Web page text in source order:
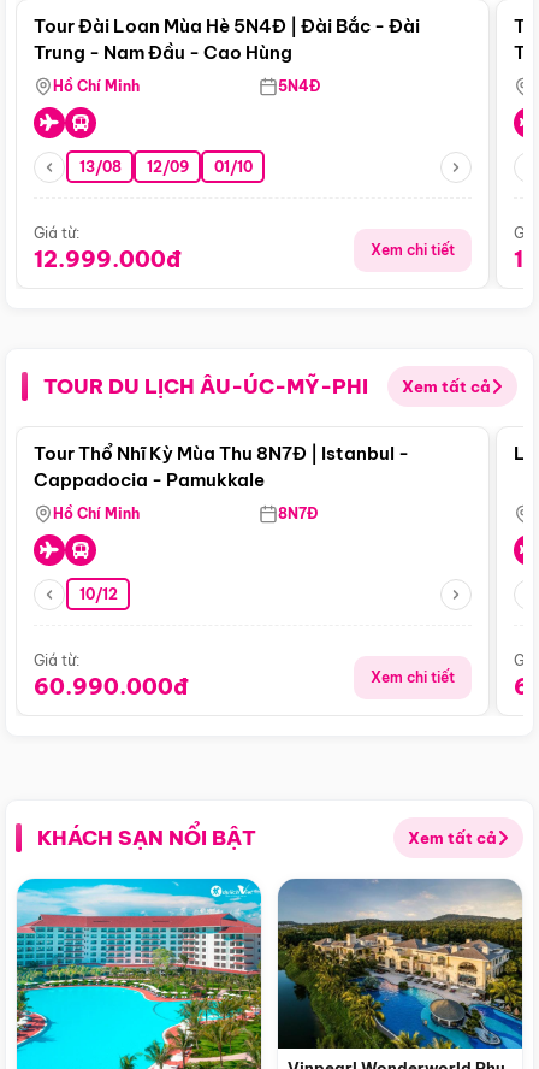
Tour Đài Loan Mùa Hè 5N4Đ | Đài Bắc - Đài
Trung - Nam Đầu - Cao Hùng
Hồ Chí Minh 5N4Đ
13/08 12/09 01/10
Giá từ:
12.999.000đ Xem chi tiết
TOUR DU LỊCH ÂU-ÚC-MỸ-PHI Xem tất cả
Điểm nổi bật
Tour Thổ Nhĩ Kỳ Mùa Thu 8N7Đ | Istanbul -
Cappadocia - Pamukkale
Hồ Chí Minh 8N7Đ
10/12
Giá từ:
60.990.000đ Xem chi tiết
KHÁCH SẠN NỔI BẬT Xem tất cả